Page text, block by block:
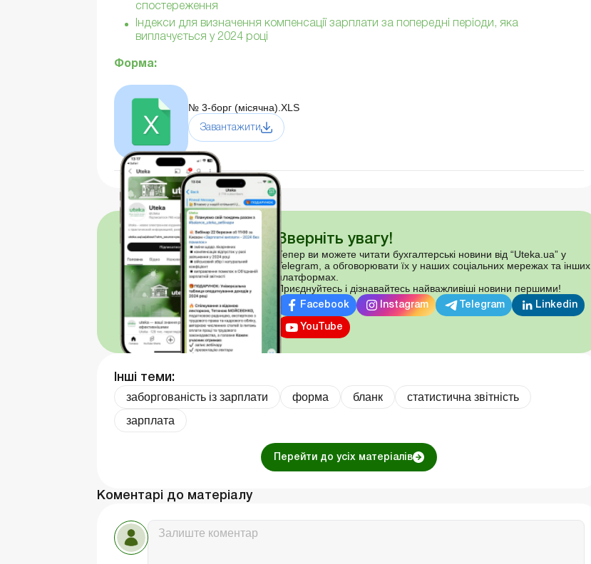
спостереження
Індекси для визначення компенсації зарплати за попередні періоди, яка
виплачується у 2024 році
Форма:
№ 3-борг (місячна).XLS
Завантажити
Зверніть увагу!
Тепер ви можете читати бухгалтерські новини від “Uteka.ua” у
Telegram, а обговорювати їх у наших соціальних мережах та інших
платформах.
Приєднуйтесь і дізнавайтесь найважливіші новини першими!
Facebook Instagram Telegram Linkedin
YouTube
Інші теми:
заборгованість із зарплати форма бланк
статистична звітність
зарплата
Перейти до усіх матеріалів
Коментарі до матеріалу